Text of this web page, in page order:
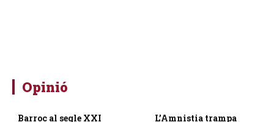
Opinió
Barroc al segle XXI L’Amnistia trampa